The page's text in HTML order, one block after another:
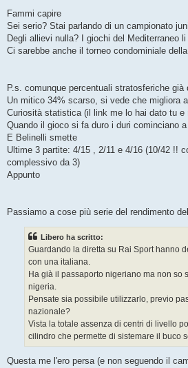
Fammi capire
Sei serio? Stai parlando di un campionato
Degli allievi nulla? I giochi del Mediterraneo
Ci sarebbe anche il torneo condominiale
P.s. comunque percentuali stratosferiche già
Un mitico 34% scarso, si vede che migliora
Curiosità statistica (il link me lo hai dato tu e
Quando il gioco si fa duro i duri cominciano
E Belinelli smette
Ultime 3 partite: 4/15 , 2/11 e 4/16 (10/42 !!
complessivo da 3)
Appunto
Passiamo a cose più serie del rendimento
Libero ha scritto:
Guardando la diretta su Rai Sport hanno
con una italiana.
Ha già il passaporto nigeriano ma non so
nigeria.
Pensate sia possibile utilizzarlo, previo
nazionale?
Vista la totale assenza di centri di livello
cilindro che permette di sistemare il buco
Questa me l'ero persa (e non seguendo il